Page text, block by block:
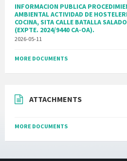
INFORMACION PUBLICA
AMBIENTAL ACTIVIDAD DE
COCINA, SITA CALLE BATALLA
(EXPTE. 2024/9440 CA-OA).
2026-05-11
MORE DOCUMENTS
ATTACHMENTS
MORE DOCUMENTS